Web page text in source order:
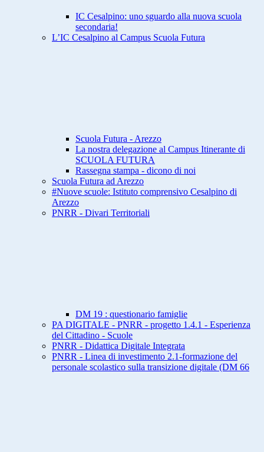
IC Cesalpino: uno sguardo alla nuova scuola
secondaria!
L’IC Cesalpino al Campus Scuola Futura
Scuola Futura - Arezzo
La nostra delegazione al Campus Itinerante di
SCUOLA FUTURA
Rassegna stampa - dicono di noi
Scuola Futura ad Arezzo
#Nuove scuole: Istituto comprensivo Cesalpino di
Arezzo
PNRR - Divari Territoriali
DM 19 : questionario famiglie
PA DIGITALE - PNRR - progetto 1.4.1 - Esperienza
del Cittadino - Scuole
PNRR - Didattica Digitale Integrata
PNRR - Linea di investimento 2.1-formazione del
personale scolastico sulla transizione digitale (DM 66